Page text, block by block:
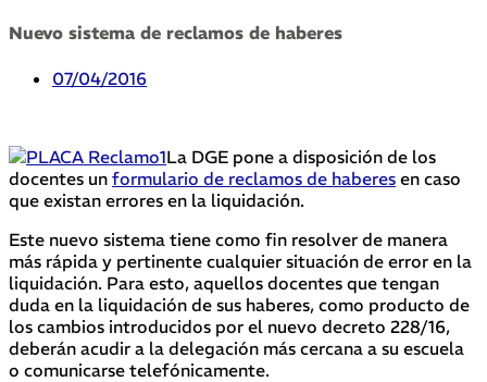
Nuevo sistema de reclamos de haberes
07/04/2016
La DGE pone a disposición de los
docentes un formulario de reclamos de haberes en caso
que existan errores en la liquidación.
Este nuevo sistema tiene como fin resolver de manera
más rápida y pertinente cualquier situación de error en la
liquidación. Para esto, aquellos docentes que tengan
duda en la liquidación de sus haberes, como producto de
los cambios introducidos por el nuevo decreto 228/16,
deberán acudir a la delegación más cercana a su escuela
o comunicarse telefónicamente.